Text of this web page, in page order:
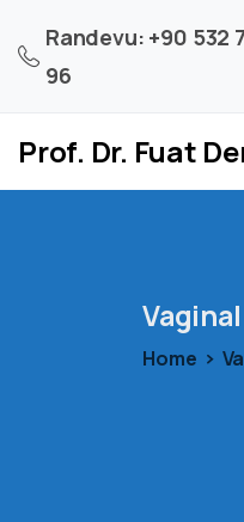
Randevu: +90 532
96
Prof. Dr. Fuat
Vaginal
Home